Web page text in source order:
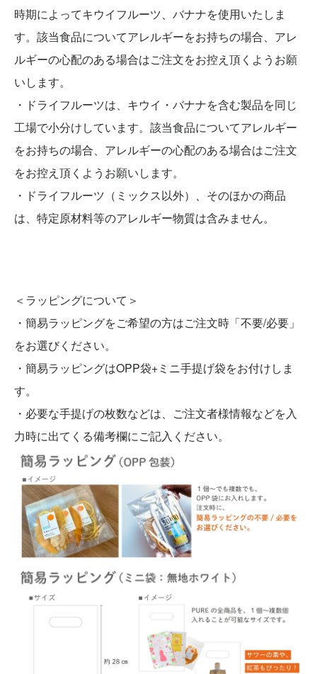
時期によってキウイフルーツ、バナナを使用いたしま
す。該当食品についてアレルギーをお持ちの場合、アレ
ルギーの心配のある場合はご注文をお控え頂くようお願
いします。
・ドライフルーツは、キウイ・バナナを含む製品を同じ
工場で小分けしています。該当食品についてアレルギー
をお持ちの場合、アレルギーの心配のある場合はご注文
をお控え頂くようお願いします。
・ドライフルーツ（ミックス以外）、そのほかの商品
は、特定原材料等のアレルギー物質は含みません。
＜ラッピングについて＞
・簡易ラッピングをご希望の方はご注文時「不要/必要」
をお選びください。
・簡易ラッピングはOPP袋+ミニ手提げ袋をお付けしま
す。
・必要な手提げの枚数などは、ご注文者様情報などを入
力時に出てくる備考欄にご記入ください。